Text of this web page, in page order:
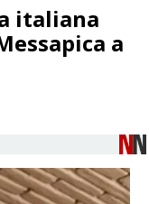
italiana
a